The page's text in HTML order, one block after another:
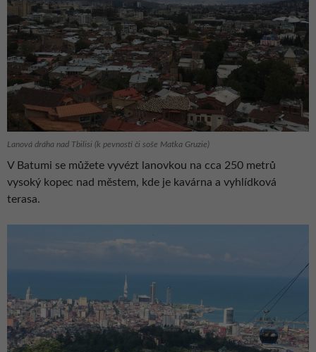
Lanová dráha nad Tbilisi (k pevnosti či soše Matka Gruzie)
V Batumi se můžete vyvézt lanovkou na cca 250 metrů
vysoký kopec nad městem, kde je kavárna a vyhlídková
terasa.